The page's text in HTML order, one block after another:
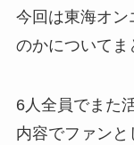
今回は東海オン
のかについてま
6人全員でまた
内容でファンと